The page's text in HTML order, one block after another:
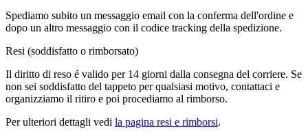
Spediamo subito un messaggio email con la conferma dell'ordine e
dopo un altro messaggio con il codice tracking della spedizione.
Resi (soddisfatto o rimborsato)
Il diritto di reso é valido per 14 giorni dalla consegna del corriere. Se
non sei soddisfatto del tappeto per qualsiasi motivo, contattaci e
organizziamo il ritiro e poi procediamo al rimborso.
Per ulteriori dettagli vedi la pagina resi e rimborsi.